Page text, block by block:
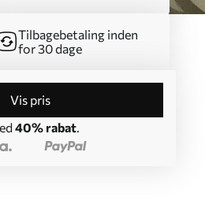
Tilbagebetaling inden
for 30 dage
Vis pris
40% rabat.